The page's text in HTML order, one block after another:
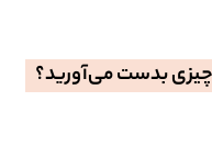
چیزی بدست می‌آورید؟